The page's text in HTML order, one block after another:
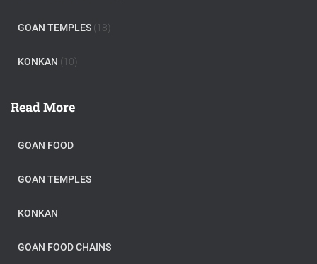
GOAN TEMPLES (18)
KONKAN (10)
Read More
GOAN FOOD
GOAN TEMPLES
KONKAN
GOAN FOOD CHAINS